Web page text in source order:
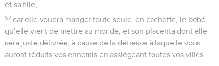
et sa fille,
57 car elle voudra manger toute seule, en cachette, le bébé
qu’elle vient de mettre au monde, et son placenta dont elle
sera juste délivrée, à cause de la détresse à laquelle vous
auront réduits vos ennemis en assiégeant toutes vos villes.